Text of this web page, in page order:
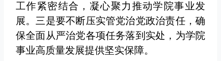
工作紧密结合，凝心聚力推动学院事业发
展。三是要不断压实管党治党政治责任，确
保全面从严治党各项任务落到实处，为学院
事业高质量发展提供坚实保障。